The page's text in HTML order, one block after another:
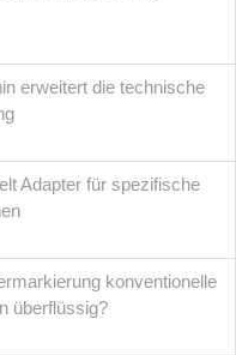
erweitert die technische
Adapter für spezifische
konventionelle
überflüssig?